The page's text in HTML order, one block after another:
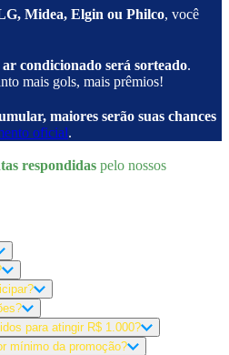
Midea, Elgin ou Philco, você
condicionado será sorteado.
mais gols, mais prêmios!
maiores serão suas chances
oficial.
respondidas pelo nossos
para atingir R$ 1.000?
mínimo da promoção?